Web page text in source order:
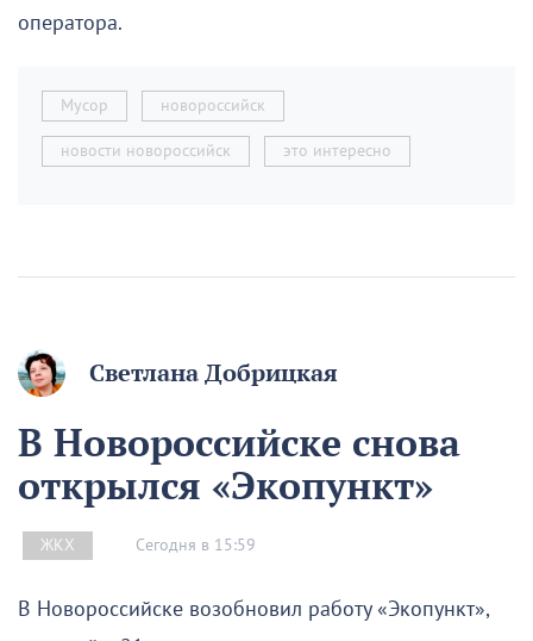
оператора.
Мусор новороссийск
новости новороссийск это интересно
Светлана Добрицкая
В Новороссийске снова
открылся «Экопункт»
ЖКХ Сегодня в 15:59
В Новороссийске возобновил работу «Экопункт»,